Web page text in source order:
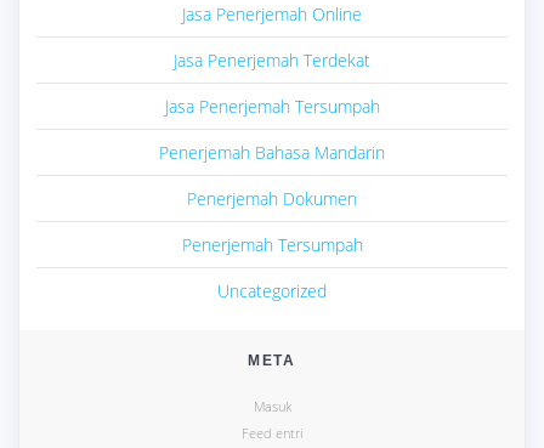
Jasa Penerjemah Online
Jasa Penerjemah Terdekat
Jasa Penerjemah Tersumpah
Penerjemah Bahasa Mandarin
Penerjemah Dokumen
Penerjemah Tersumpah
Uncategorized
META
Masuk
Feed entri